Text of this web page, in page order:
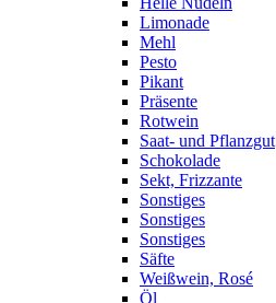
Limonade
Mehl
Pesto
Pikant
Präsente
Rotwein
Saat- und Pflanzgut
Schokolade
Sekt, Frizzante
Sonstiges
Sonstiges
Sonstiges
Säfte
Weißwein, Rosé
Öl